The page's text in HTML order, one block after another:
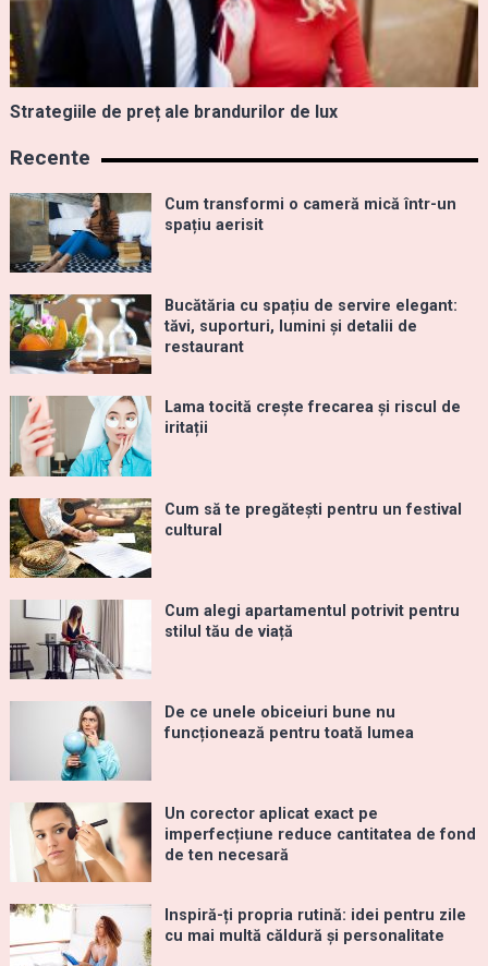
Strategiile de preț ale brandurilor de lux
Recente
Cum transformi o cameră mică într-un
spațiu aerisit
Bucătăria cu spațiu de servire elegant:
tăvi, suporturi, lumini și detalii de
restaurant
Lama tocită crește frecarea și riscul de
iritații
Cum să te pregătești pentru un festival
cultural
Cum alegi apartamentul potrivit pentru
stilul tău de viață
De ce unele obiceiuri bune nu
funcționează pentru toată lumea
Un corector aplicat exact pe
imperfecțiune reduce cantitatea de fond
de ten necesară
Inspiră-ți propria rutină: idei pentru zile
cu mai multă căldură și personalitate